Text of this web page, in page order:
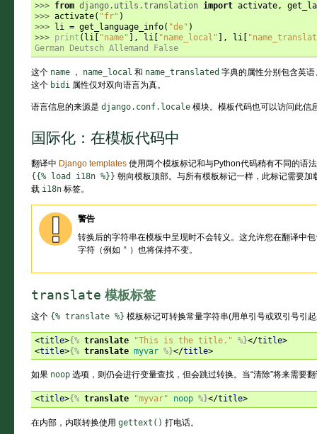
>>> from django.utils.translation import activate,
>>> activate( "fr" )
>>>
li = get_language_info( "de" )
>>> print ( li[ "name" ], li[ "name_local" ], li[
German Deutsch Allemand False
这个 name ， name_local 和 name_translated 字典的属性分别包含英
这个 bidi 属性仅对双向语言为真。
语言信息的来源是 django.conf.locale 模块。模板代码也可以访问此信
国际化：在模板代码中
翻译中 Django templates 使用两个模板标记和与Python代码稍有不同的语
{{% load i18n %}} 朝向模板顶部。与所有模板标记一样，此标记需要
载 i18n 标签。
警告
转换后的字符串在模板中呈现时不会转义。这允许您在翻译中
字符（例如 " ）也将保持不变。
translate 模板标签
这个 {% translate %} 模板标记可转换常量字符串(用单引号或双引号引
<title>{% translate "This is the title." %}</title>
<title>{% translate myvar %}</title>
如果 noop 选项，则仍会进行变量查找，但会跳过转换。当“清除”将来需要
<title>{% translate "myvar" noop %}</title>
在内部，内联转换使用 gettext() 打电话。